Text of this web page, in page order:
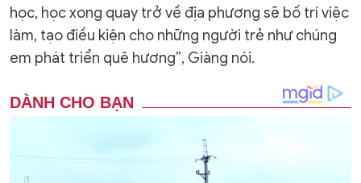
học, học xong quay trở về địa phương sẽ bố trí việc
làm, tạo điều kiện cho những người trẻ như chúng
em phát triển quê hương”, Giàng nói.